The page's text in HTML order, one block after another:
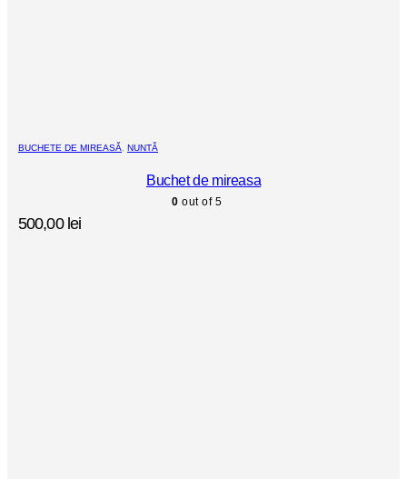
BUCHETE DE MIREASĂ NUNTĂ
Buchet de mireasa
0 out of 5
500,00 lei